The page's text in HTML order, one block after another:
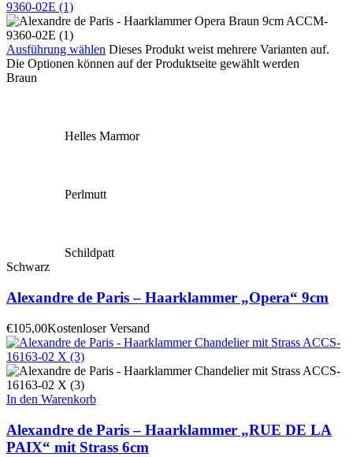
Ausführung wählen Dieses Produkt weist mehrere Varianten auf.
Die Optionen können auf der Produktseite gewählt werden
Braun
Helles Marmor
Perlmutt
Schildpatt
Schwarz
Alexandre de Paris – Haarklammer „Opera“ 9cm
€105,00Kostenloser Versand
In den Warenkorb
Alexandre de Paris – Haarklammer „RUE DE LA
PAIX“ mit Strass 6cm